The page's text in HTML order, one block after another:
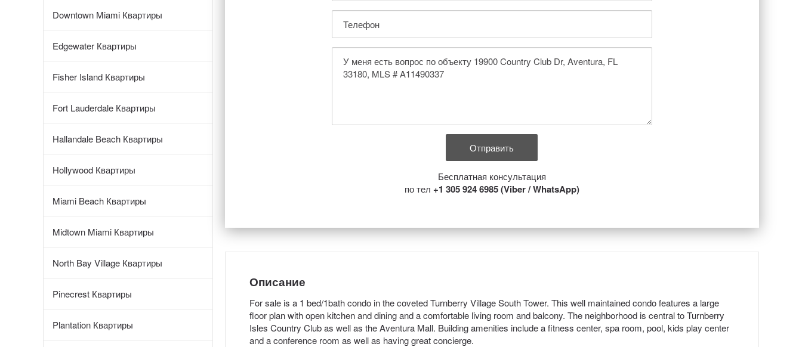
Downtown Miami Квартиры
Edgewater Квартиры
Fisher Island Квартиры
Fort Lauderdale Квартиры
Hallandale Beach Квартиры
Hollywood Квартиры
Miami Beach Квартиры
Midtown Miami Квартиры
North Bay Village Квартиры
Pinecrest Квартиры
Plantation Квартиры
Бесплатная консультация
по тел +1 305 924 6985 (Viber / WhatsApp)
Описание
For sale is a 1 bed/1bath condo in the coveted Turnberry Village South Tower. This well maintained condo features a large
floor plan with open kitchen and dining and a comfortable living room and balcony. The neighborhood is central to Turnberry
Isles Country Club as well as the Aventura Mall. Building amenities include a fitness center, spa room, pool, kids play center
and a conference room as well as having great concierge.